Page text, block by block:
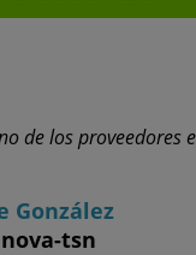
de los proveedores
González
tsn